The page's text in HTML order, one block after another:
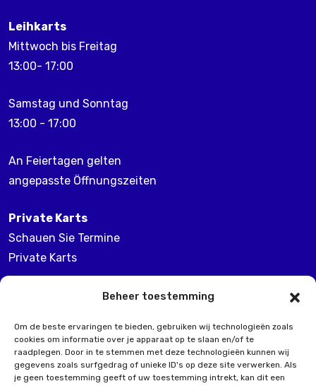
Beheer toestemming
Om de beste ervaringen te bieden, gebruiken wij technologieën zoals
cookies om informatie over je apparaat op te slaan en/of te
raadplegen. Door in te stemmen met deze technologieën kunnen wij
gegevens zoals surfgedrag of unieke ID's op deze site verwerken. Als
je geen toestemming geeft of uw toestemming intrekt, kan dit een
Leihkarts
Mittwoch bis Freitag
13:00- 17:00
Samstag und Sonntag
13:00 - 17:00
An Feiertagen gelten
angepasste Öffnungszeiten
Private Karts
Schauen Sie Termine
Private Karts
Wechselnde Tage!
Pakete
Auf Anfrage